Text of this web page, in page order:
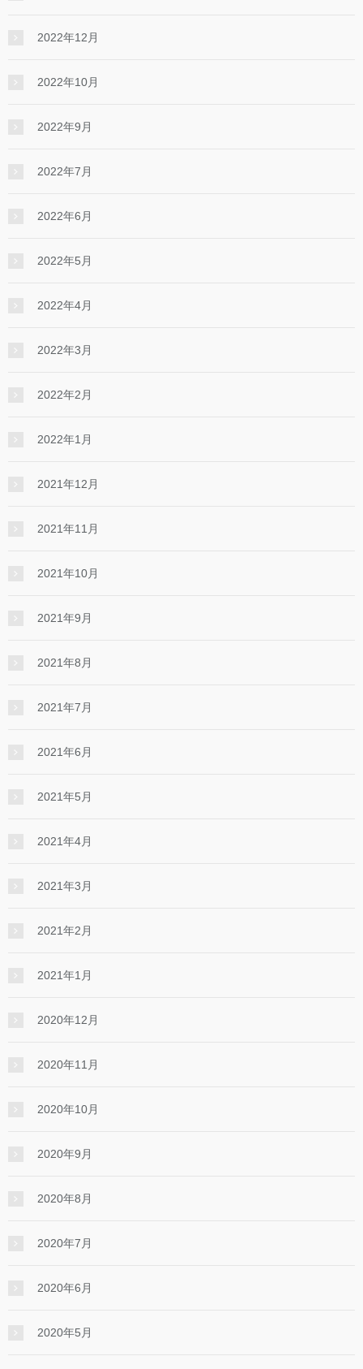
2022年12月
2022年10月
2022年9月
2022年7月
2022年6月
2022年5月
2022年4月
2022年3月
2022年2月
2022年1月
2021年12月
2021年11月
2021年10月
2021年9月
2021年8月
2021年7月
2021年6月
2021年5月
2021年4月
2021年3月
2021年2月
2021年1月
2020年12月
2020年11月
2020年10月
2020年9月
2020年8月
2020年7月
2020年6月
2020年5月